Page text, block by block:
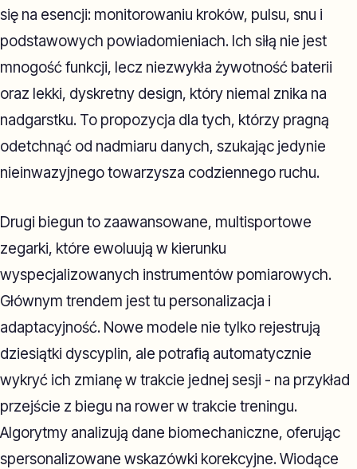
się na esencji: monitorowaniu kroków, pulsu, snu i
podstawowych powiadomieniach. Ich siłą nie jest
mnogość funkcji, lecz niezwykła żywotność baterii
oraz lekki, dyskretny design, który niemal znika na
nadgarstku. To propozycja dla tych, którzy pragną
odetchnąć od nadmiaru danych, szukając jedynie
nieinwazyjnego towarzysza codziennego ruchu.
Drugi biegun to zaawansowane, multisportowe
zegarki, które ewoluują w kierunku
wyspecjalizowanych instrumentów pomiarowych.
Głównym trendem jest tu personalizacja i
adaptacyjność. Nowe modele nie tylko rejestrują
dziesiątki dyscyplin, ale potrafią automatycznie
wykryć ich zmianę w trakcie jednej sesji - na przykład
przejście z biegu na rower w trakcie treningu.
Algorytmy analizują dane biomechaniczne, oferując
spersonalizowane wskazówki korekcyjne. Wiodące